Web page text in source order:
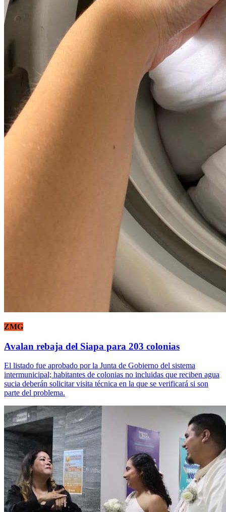
ZMG
Avalan rebaja del Siapa para 203 colonias
El listado fue aprobado por la Junta de Gobierno del sistema
intermunicipal; habitantes de colonias no incluidas que reciben agua
sucia deberán solicitar visita técnica en la que se verificará si son
parte del problema.